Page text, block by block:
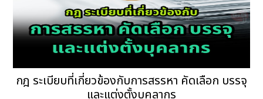
กฎ ระเบียบที่เกี่ยวข้องกับการสรรหา คัดเลือก บรรจุ
และแต่งตั้งบุคลากร